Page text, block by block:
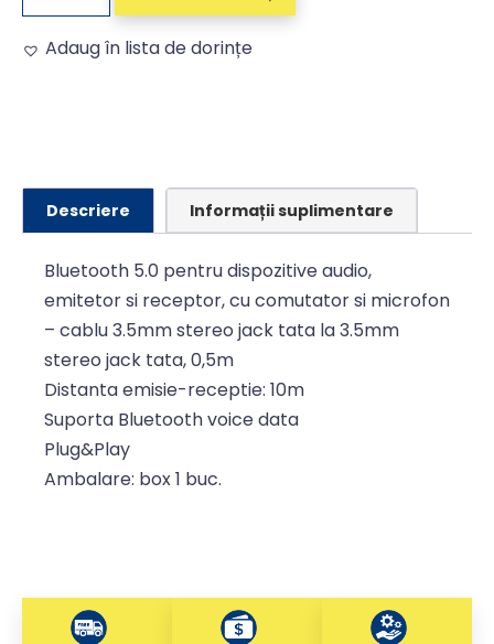
Adaug în lista de dorințe
Descriere Informații suplimentare
Bluetooth 5.0 pentru dispozitive audio,
emitetor si receptor, cu comutator si microfon
– cablu 3.5mm stereo jack tata la 3.5mm
stereo jack tata, 0,5m
Distanta emisie-receptie: 10m
Suporta Bluetooth voice data
Plug&Play
Ambalare: box 1 buc.